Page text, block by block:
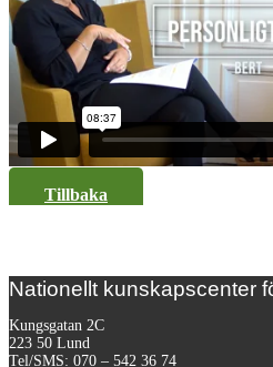
Tillbaka
Nationellt kunskapscenter
Kungsgatan 2C
223 50 Lund
Tel/SMS: 070 – 542 36 74